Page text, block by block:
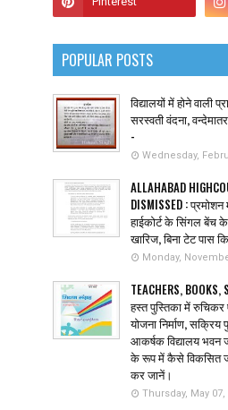
POPULAR POSTS
विद्यालयों में होने वाली
सरस्वती वंदना,
-
Wednesday,
ALLAHABAD
DISMISSED : प्रमोशन
हाईकोर्ट के सिंगल
खारिज, बिना टेट पास
Monday,
TEACHERS,
हस्त पुस्तिका में रुचिकर
योजना निर्माण,
आकर्षक विद्यालय भवन
के रूप में कैसे विकसित
कर जानें।
Thursday, May 07,